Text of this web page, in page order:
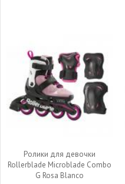
Ролики для девочки
Rollerblade Microblade Combo
G Rosa Blanco